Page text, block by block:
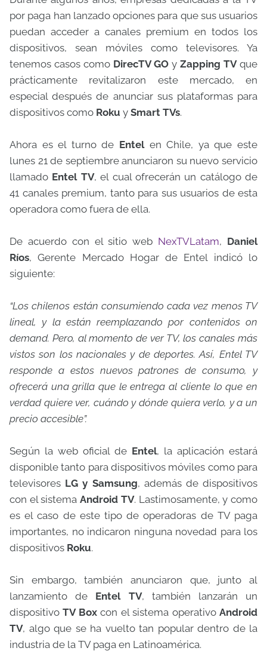
por paga han lanzado opciones para que sus usuarios
puedan acceder a canales premium en todos los
dispositivos, sean móviles como televisores. Ya
tenemos casos como DirecTV GO y Zapping TVque
prácticamente revitalizaron este mercado, en
especial después de anunciar sus plataformas para
dispositivos como Roku y Smart TVs.
Ahora es el turno de Entelen Chile, ya que este
lunes 21 de septiembre anunciaron su nuevo servicio
llamado Entel TV, el cual ofrecerán un catálogo de
41 canales premium, tanto para sus usuarios de esta
operadora como fuera de ella.
De acuerdo con el sitio web NexTVLatam, Daniel
Ríos, Gerente Mercado Hogar de Entel indicó lo
siguiente:
“Los chilenos están consumiendo cada vez menos TV
lineal, y la están reemplazando por contenidos on
demand. Pero, al momento de ver TV, los canales más
vistos son los nacionales y de deportes. Así, Entel TV
responde a estos nuevos patrones de consumo, y
ofrecerá una grilla que le entrega al cliente lo que en
verdad quiere ver, cuándo y dónde quiera verlo, y a un
precio accesible”.
Según la web oficial de Entel, la aplicación estará
disponible tanto para dispositivos móviles como para
televisores LG y Samsung, además de dispositivos
con el sistemaAndroid TV. Lastimosamente, y como
es el caso de este tipo de operadoras de TV paga
importantes, no indicaron ninguna novedad para los
dispositivos Roku.
Sin embargo, también anunciaron que, junto al
lanzamiento de Entel TV, también lanzarán un
dispositivoTV Boxcon el sistema operativoAndroid
TV, algo que se ha vuelto tan popular dentro de la
industria de la TV paga en Latinoamérica.